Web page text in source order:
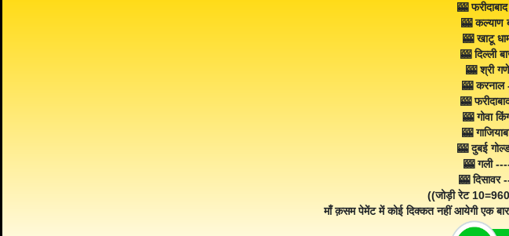
🎰
🎰 कल्याण
🎰 खाटू
🎰 दिल्ली
🎰 श्री
🎰
🎰
🎰 गोवा
🎰
🎰 दुबई
🎰 गली
🎰
((जोड़ी रेट
माँ क़सम पेमेंट में कोई दिक्कत नहीं आयेगी एक